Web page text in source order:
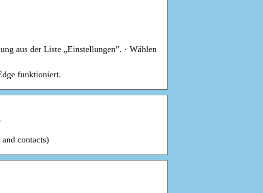
aus der Liste „Einstellungen”. · Wählen
funktioniert.
contacts)